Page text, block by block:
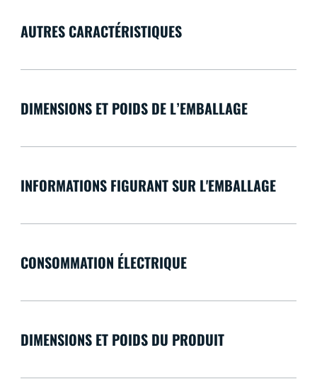
AUTRES CARACTÉRISTIQUES
DIMENSIONS ET POIDS DE L’EMBALLAGE
INFORMATIONS FIGURANT SUR L'EMBALLAGE
CONSOMMATION ÉLECTRIQUE
DIMENSIONS ET POIDS DU PRODUIT